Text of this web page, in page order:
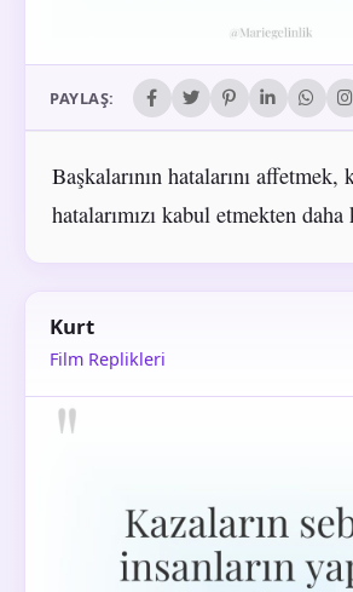
PAYLAŞ:
Başkalarının hatalarını affetmek,
hatalarımızı kabul etmekten daha
Kurt
Film Replikleri